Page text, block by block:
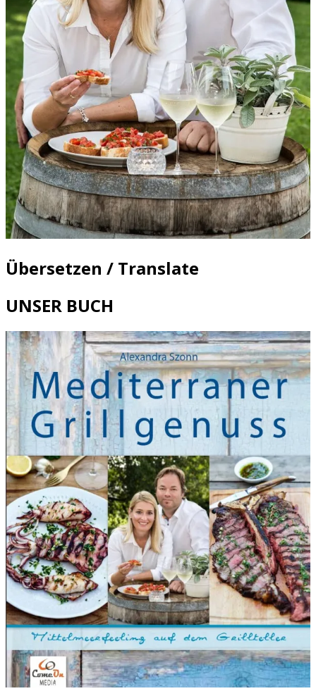
Übersetzen / Translate
UNSER BUCH